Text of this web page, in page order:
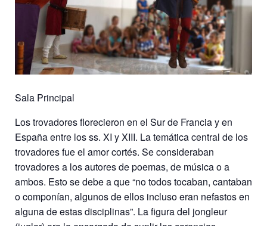
Sala Principal
Los trovadores florecieron en el Sur de Francia y en
España entre los ss. XI y XIII. La temática central de los
trovadores fue el amor cortés. Se consideraban
trovadores a los autores de poemas, de música o a
ambos. Esto se debe a que “no todos tocaban, cantaban
o componían, algunos de ellos incluso eran nefastos en
alguna de estas disciplinas”. La figura del jongleur